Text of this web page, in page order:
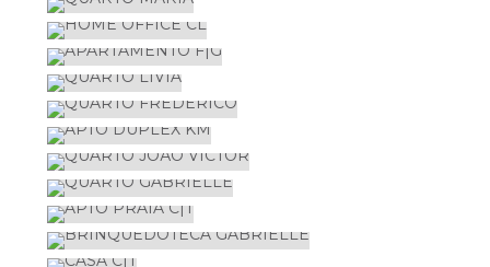
RESIDENCIAIS
QUARTO LÍVIA
RESIDENCIAIS
QUARTO FREDERICO
APTO DUPLEX KM
RESIDENCIAIS
QUARTO JOÃO VICTOR
RESIDENCIAIS
QUARTO GABRIELLE
RESIDENCIAIS
APTO PRAIA C|T
RESIDENCIAIS
BRINQUEDOTECA GABRIELLE
CASA C|T
RESIDENCIAIS
CLÍNICA DELINEARE
CLÍNICA LEVE SAÚDE